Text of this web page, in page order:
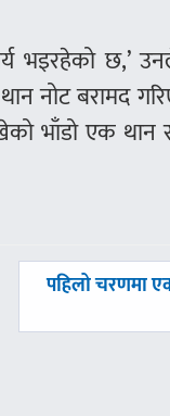
भइरहेको छ,’
बरामद
भाँडो एक थान
अघिल्लाे
पहिलो चरणमा